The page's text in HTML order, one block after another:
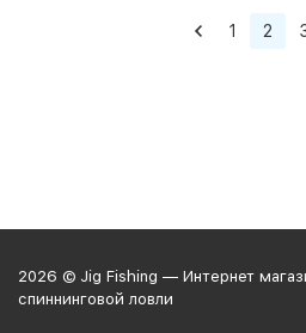
1 2
2026 © Jig Fishing — Интернет
спиннинговой ловли